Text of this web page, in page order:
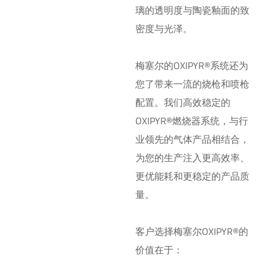
璃的透明度与陶瓷釉面的致
密度与光泽。
梅塞尔的OXIPYR®系统还为
您了带来一流的烧枪和喷枪
配置。我们高效稳定的
OXIPYR®燃烧器系统，与行
业领先的气体产品相结合，
为您的生产注入更高效率、
更优能耗和更稳定的产品质
量。
客户选择梅塞尔OXIPYR®的
价值在于：